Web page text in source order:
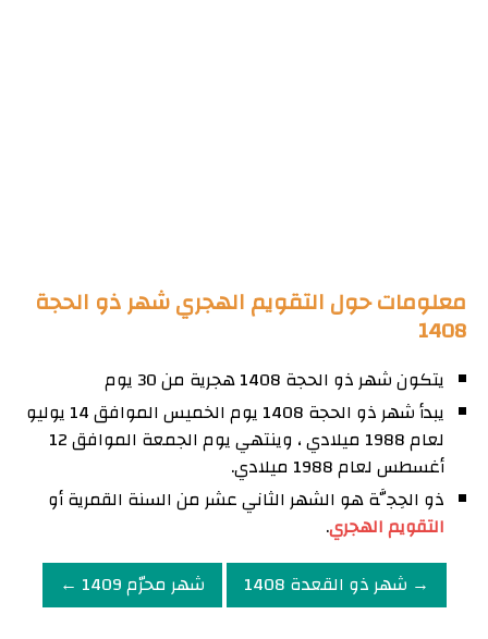
معلومات حول التقويم الهجري شهر ذو الحجة
1408
يتكون شهر ذو الحجة 1408 هجرية من 30 يوم
يبدأ شهر ذو الحجة 1408 يوم الخميس الموافق 14 يوليو
لعام 1988 ميلادي ، وينتهي يوم الجمعة الموافق 12
أغسطس لعام 1988 ميلادي.
ذو الحِجَّة هو الشهر الثاني عشر من السنة القمرية أو
التقويم الهجري.
→ شهر ذو القعدة 1408
شهر محرّم 1409 ←